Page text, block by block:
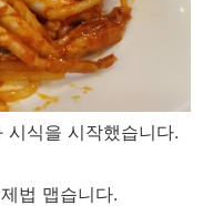
식을 시작했습니다.
법 맵습니다.